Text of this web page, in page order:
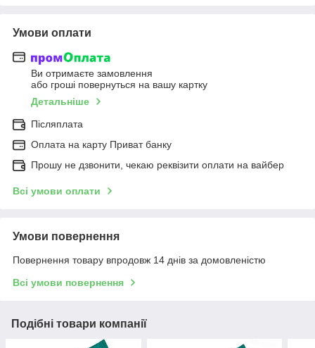
Умови оплати
Ви отримаєте замовлення
або гроші повернуться на вашу картку
Детальніше
Післяплата
Оплата на карту Приват банку
Прошу не дзвонити, чекаю реквізити оплати на вайбер
Всі умови оплати
Умови повернення
Повернення товару впродовж 14 днів за домовленістю
Всі умови повернення
Подібні товари компанії